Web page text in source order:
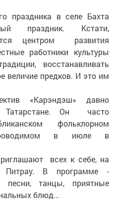
праздника в селе Бахта
праздник. Кстати,
центром развития
работники культуры
восстанавливать
величие предков. И это им
«Карэндэш» давно
Татарстане. Он часто
фольклорном
в июле в
всех к себе, на
Питрау. В программе -
песни, танцы, приятные
блюд...